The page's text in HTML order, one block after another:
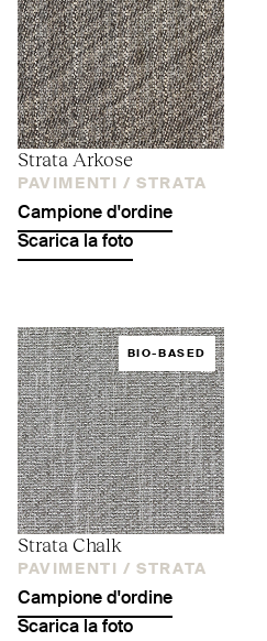
Strata Arkose
PAVIMENTI / STRATA
Campione d'ordine
Scarica la foto
BIO-BASED
Strata Chalk
PAVIMENTI / STRATA
Campione d'ordine
Scarica la foto